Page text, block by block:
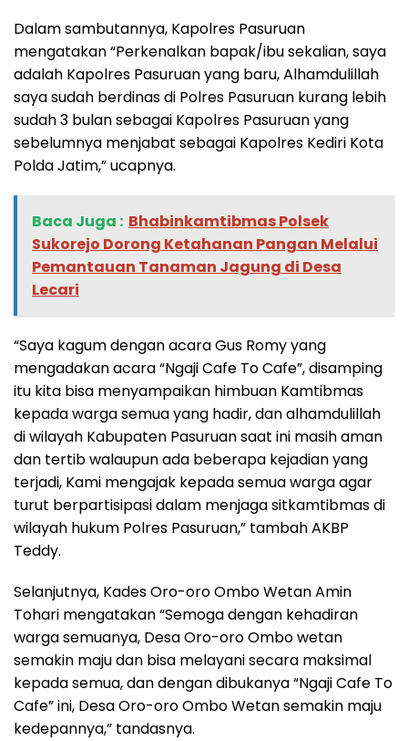
Dalam sambutannya, Kapolres Pasuruan
mengatakan “Perkenalkan bapak/ibu sekalian, saya
adalah Kapolres Pasuruan yang baru, Alhamdulillah
saya sudah berdinas di Polres Pasuruan kurang lebih
sudah 3 bulan sebagai Kapolres Pasuruan yang
sebelumnya menjabat sebagai Kapolres Kediri Kota
Polda Jatim,” ucapnya.
Baca Juga : Bhabinkamtibmas Polsek
Sukorejo Dorong Ketahanan Pangan Melalui
Pemantauan Tanaman Jagung di Desa
Lecari
“Saya kagum dengan acara Gus Romy yang
mengadakan acara “Ngaji Cafe To Cafe”, disamping
itu kita bisa menyampaikan himbuan Kamtibmas
kepada warga semua yang hadir, dan alhamdulillah
di wilayah Kabupaten Pasuruan saat ini masih aman
dan tertib walaupun ada beberapa kejadian yang
terjadi, Kami mengajak kepada semua warga agar
turut berpartisipasi dalam menjaga sitkamtibmas di
wilayah hukum Polres Pasuruan,” tambah AKBP
Teddy.
Selanjutnya, Kades Oro-oro Ombo Wetan Amin
Tohari mengatakan “Semoga dengan kehadiran
warga semuanya, Desa Oro-oro Ombo wetan
semakin maju dan bisa melayani secara maksimal
kepada semua, dan dengan dibukanya “Ngaji Cafe To
Cafe” ini, Desa Oro-oro Ombo Wetan semakin maju
kedepannya,” tandasnya.